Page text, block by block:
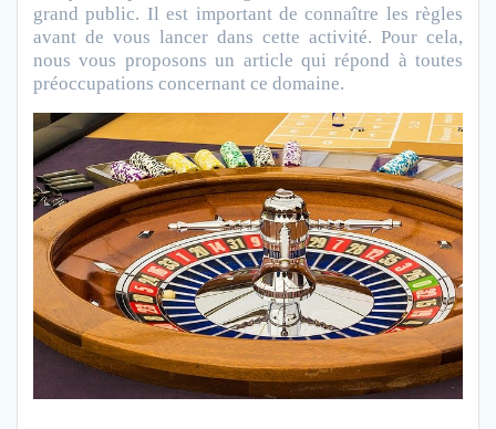
grand public. Il est important de connaître les règles
avant de vous lancer dans cette activité. Pour cela,
nous vous proposons un article qui répond à toutes
préoccupations concernant ce domaine.